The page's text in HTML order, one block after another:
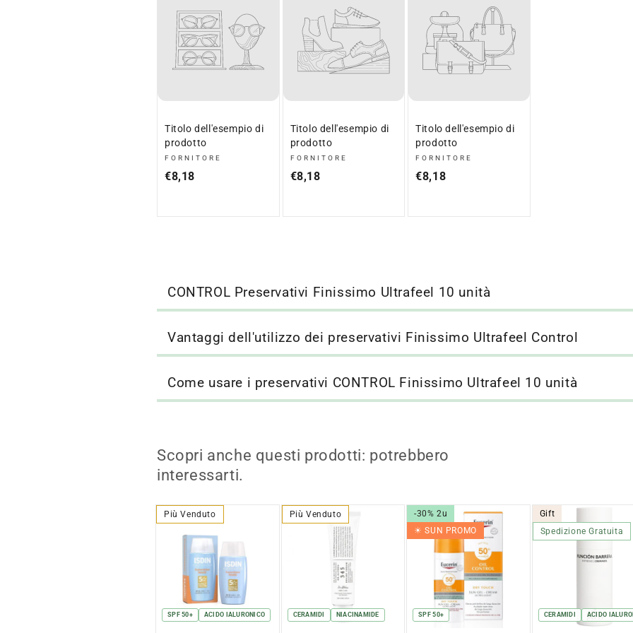
Titolo dell'esempio di
prodotto
Fornitore:
FORNITORE
Prezzo
€8,18
Titolo dell'esempio di
prodotto
Fornitore:
FORNITORE
Prezzo
€8,18
Titolo dell'esempio di
prodotto
Fornitore:
FORNITORE
Prezzo
€8,18
CONTROL Preservativi Finissimo Ultrafeel 10 unità
Vantaggi dell'utilizzo dei preservativi Finissimo Ultrafeel Control
Come usare i preservativi CONTROL Finissimo Ultrafeel 10 unità
Scopri anche questi prodotti: potrebbero
interessarti.
Più Venduto
SPF 50+ ACIDO IALURONICO
Più Venduto
CERAMIDI NIACINAMIDE
-30% 2u
☀︎ SUN PROMO
SPF 50+
Gift
Spedizione Gratuita
CERAMIDI ACIDO